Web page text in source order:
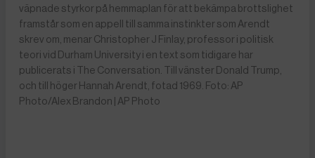
väpnade styrkor på hemmaplan för att bekämpa brottslighet
framstår som en appell till samma instinkter som Arendt
skrev om, menar Christopher J Finlay, professor i politisk
teori vid Durham University i en text som tidigare har
publicerats i The Conversation. Till vänster Donald Trump,
och till höger Hannah Arendt, fotad 1969. Foto: AP
Photo/Alex Brandon | AP Photo